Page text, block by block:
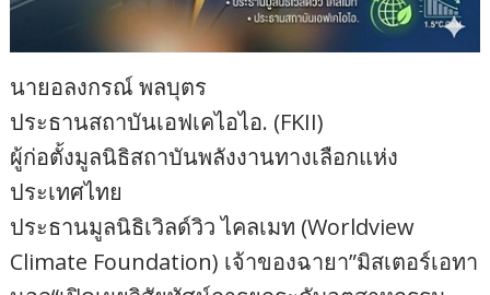
นายอลงกรณ์ พลบุตร
ประธานสถาบันเอฟเคไอไอ. (FKII)
ผู้ก่อตั้งมูลนิธิสถาบันพลังงานทางเลือกแห่ง
ประเทศไทย
ประธานมูลนิธิเวิลด์วิว ไคลเมท (Worldview
Climate Foundation) เจ้าของฉายา”มิสเตอร์เอทา